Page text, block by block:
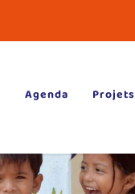
Agenda Projets